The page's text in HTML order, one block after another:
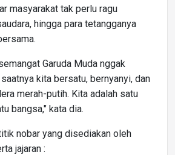
masyarakat tak perlu ragu
hingga para tetangganya
Garuda Muda nggak
kita bersatu, bernyanyi, dan
merah-putih. Kita adalah satu
bangsa," kata dia.
nobar yang disediakan oleh
jajaran :